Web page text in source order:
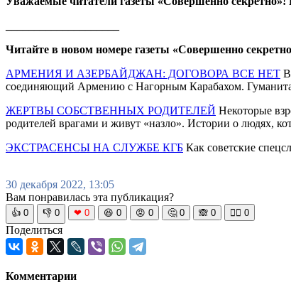
Читайте в новом номере газеты «Совершенно
АРМЕНИЯ И АЗЕРБАЙДЖАН: ДОГОВОРА ВСЕ НЕТ В
соединяющий Армению с Нагорным Карабахом.
ЖЕРТВЫ СОБСТВЕННЫХ РОДИТЕЛЕЙ Некоторые
родителей врагами и живут «назло». Истории о людях,
ЭКСТРАСЕНСЫ НА СЛУЖБЕ КГБ Как советские
30 декабря 2022, 13:05
Вам понравилась эта публикация?
👍 0 👎 0 ❤ 0 😆 0 😡 0 🤔 0 🙈 0 🧘‍♀️ 0
Поделиться
Комментарии